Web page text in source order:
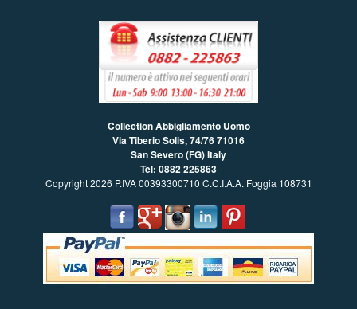
Collection Abbigliamento Uomo
Via Tiberio Solis, 74/7671016
San Severo (FG) Italy
Tel: 0882 225863
Copyright 2026 P.IVA 00393300710 C.C.I.A.A. Foggia 108731